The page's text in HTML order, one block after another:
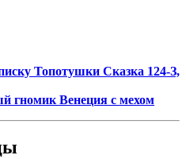
Топотушки Сказка 124-З,
гномик Венеция с мехом